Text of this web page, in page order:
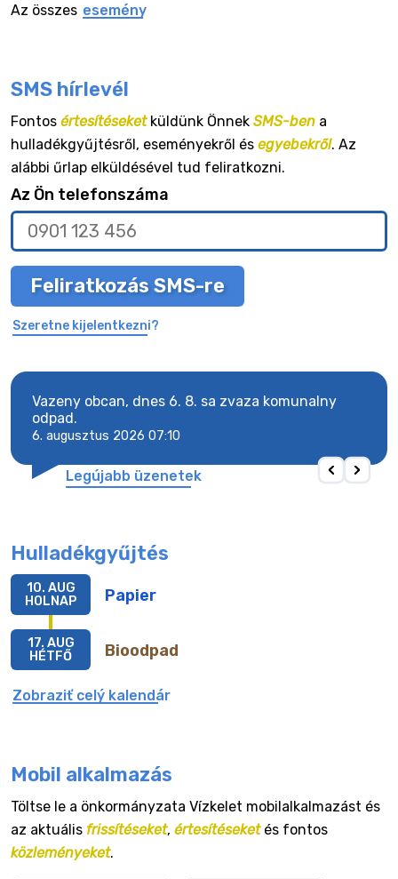
Az összes esemény
SMS hírlevél
Fontos értesítéseketküldünk Önnek SMS-ben a
hulladékgyűjtésről, eseményekről és egyebekről. Az
alábbi űrlap elküldésével tud feliratkozni.
Az Ön telefonszáma
Feliratkozás SMS-re
Szeretne kijelentkezni?
Vazeny obcan, dnes 6. 8. sa zvaza komunalny
odpad.
6. augusztus 2026 07:10
Legújabb üzenetek
Hulladékgyűjtés
Papier
10. AUG
HOLNAP
Bioodpad
17. AUG
HÉTFŐ
Zobraziť celý kalendár
Mobil alkalmazás
Töltse le a önkormányzata Vízkelet mobilalkalmazást és
az aktuális frissítéseket, értesítéseketés fontos
közleményeket.